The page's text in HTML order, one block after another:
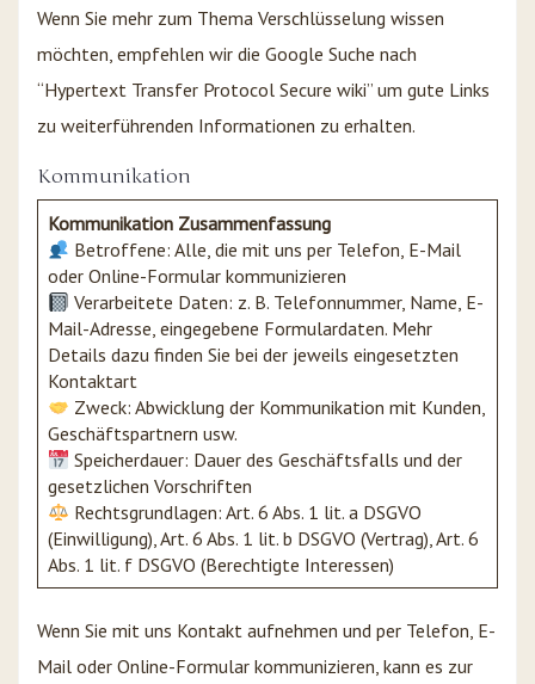
Wenn Sie mehr zum Thema Verschlüsselung wissen
möchten, empfehlen wir die Google Suche nach
“Hypertext Transfer Protocol Secure wiki” um gute Links
zu weiterführenden Informationen zu erhalten.
Kommunikation
Kommunikation Zusammenfassung
Betroffene: Alle, die mit uns per Telefon, E-Mail
oder Online-Formular kommunizieren
Verarbeitete Daten: z. B. Telefonnummer, Name, E-
Mail-Adresse, eingegebene Formulardaten. Mehr
Details dazu finden Sie bei der jeweils eingesetzten
Kontaktart
Zweck: Abwicklung der Kommunikation mit Kunden,
Geschäftspartnern usw.
Speicherdauer: Dauer des Geschäftsfalls und der
gesetzlichen Vorschriften
Rechtsgrundlagen: Art. 6 Abs. 1 lit. a DSGVO
(Einwilligung), Art. 6 Abs. 1 lit. b DSGVO (Vertrag), Art. 6
Abs. 1 lit. f DSGVO (Berechtigte Interessen)
Wenn Sie mit uns Kontakt aufnehmen und per Telefon, E-
Mail oder Online-Formular kommunizieren, kann es zur